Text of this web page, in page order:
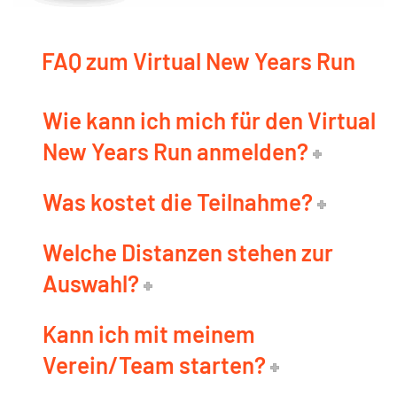
FAQ zum Virtual New Years Run
Wie kann ich mich für den Virtual
New Years Run anmelden?
Was kostet die Teilnahme?
Welche Distanzen stehen zur
Auswahl?
Kann ich mit meinem
Verein/Team starten?